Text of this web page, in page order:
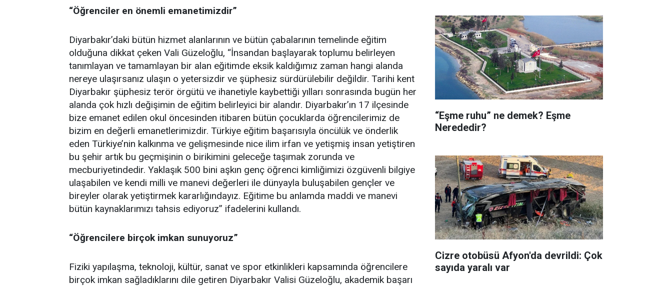
“Öğrenciler en önemli emanetimizdir”
Diyarbakır’daki bütün hizmet alanlarının ve bütün çabalarının temelinde eğitim
olduğuna dikkat çeken Vali Güzeloğlu, “İnsandan başlayarak toplumu belirleyen
tanımlayan ve tamamlayan bir alan eğitimde eksik kaldığımız zaman hangi alanda
nereye ulaşırsanız ulaşın o yetersizdir ve şüphesiz sürdürülebilir değildir. Tarihi kent
Diyarbakır şüphesiz terör örgütü ve ihanetiyle kaybettiği yılları sonrasında bugün her
alanda çok hızlı değişimin de eğitim belirleyici bir alandır. Diyarbakır’ın 17 ilçesinde
bize emanet edilen okul öncesinden itibaren bütün çocuklarda öğrencilerimiz de
bizim en değerli emanetlerimizdir. Türkiye eğitim başarısıyla öncülük ve önderlik
eden Türkiye’nin kalkınma ve gelişmesinde nice ilim irfan ve yetişmiş insan yetiştiren
bu şehir artık bu geçmişinin o birikimini geleceğe taşımak zorunda ve
mecburiyetindedir. Yaklaşık 500 bini aşkın genç öğrenci kimliğimizi özgüvenli bilgiye
ulaşabilen ve kendi milli ve manevi değerleri ile dünyayla buluşabilen gençler ve
bireyler olarak yetiştirmek kararlığındayız. Eğitime bu anlamda maddi ve manevi
bütün kaynaklarımızı tahsis ediyoruz” ifadelerini kullandı.
“Öğrencilere birçok imkan sunuyoruz”
Fiziki yapılaşma, teknoloji, kültür, sanat ve spor etkinlikleri kapsamında öğrencilere
birçok imkan sağladıklarını dile getiren Diyarbakır Valisi Güzeloğlu, akademik başarı
“Eşme ruhu” ne demek? Eşme
Nerededir?
Cizre otobüsü Afyon'da devrildi: Çok
sayıda yaralı var